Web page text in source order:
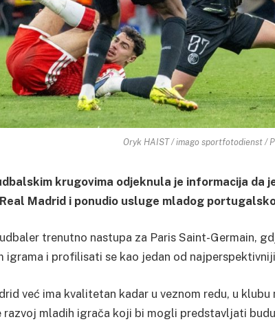
Oryk HAIST / imago sportfotodienst /
krugovima odjeknula je informacija da
Madrid i ponudio usluge mladog
trenutno nastupa za Paris Saint-Germain,
igrama i profilisati se kao jedan od
već ima kvalitetan kadar u veznom redu, u
razvoj mladih igrača koji bi mogli predstavljati